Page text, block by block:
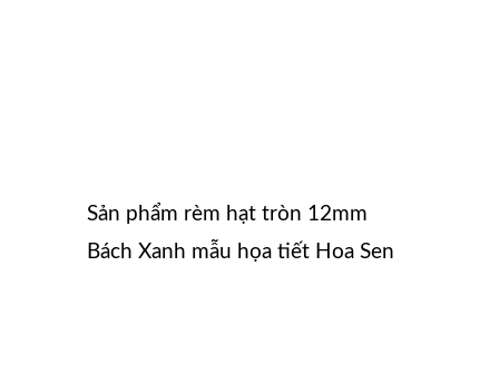
Sản phẩm rèm hạt tròn 12mm
Bách Xanh mẫu họa tiết Hoa Sen